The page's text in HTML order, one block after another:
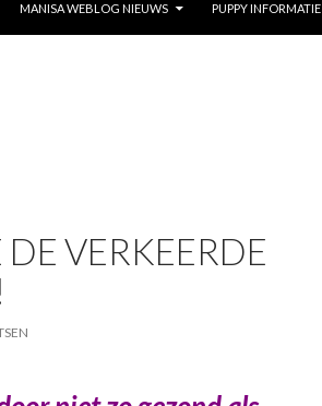
MANISA WEBLOG NIEUWS PUPPY INFORMATIE
VERKEERDE